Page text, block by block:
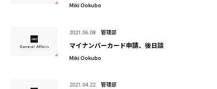
Miki Ookubo
2021.06.08 管理部
マイナンバーカード申請、後日談
Miki Ookubo
2021.04.22 管理部